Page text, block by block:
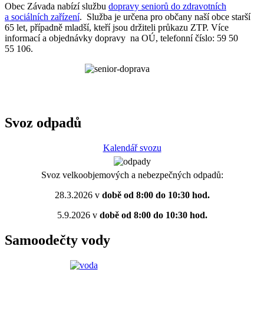
Obec Závada nabízí službu dopravy seniorů do zdravotních
a sociálních zařízení. Služba je určena pro občany naší obce starší
65 let, případně mladší, kteří jsou držiteli průkazu ZTP. Více
informací a objednávky dopravy na OÚ, telefonní číslo: 59 50
55 106.
Svoz odpadů
Kalendář svozu
Svoz velkoobjemových a nebezpečných odpadů:
28.3.2026 vdobě od 8:00 do 10:30 hod.
5.9.2026 vdobě od 8:00 do 10:30 hod.
Samoodečty vody